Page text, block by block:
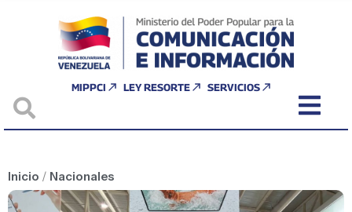
MIPPCI LEY RESORTE SERVICIOS
Inicio / Nacionales